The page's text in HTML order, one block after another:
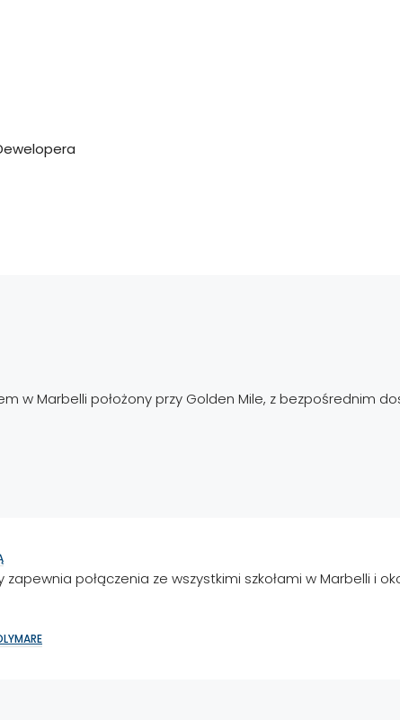
w Marbelli położony przy Golden Mile, z bezpośrednim
połączenia ze wszystkimi szkołami w Marbelli i